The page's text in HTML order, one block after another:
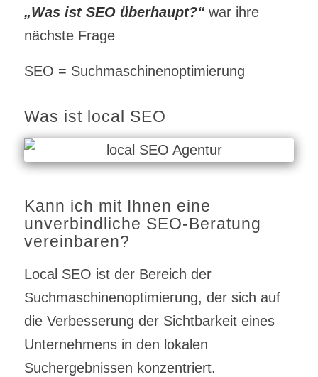
„Was ist SEO überhaupt?“war ihre
nächste Frage
SEO = Suchmaschinenoptimierung
Was ist local SEO
Kann ich mit Ihnen eine
unverbindliche SEO-Beratung
vereinbaren?
Local SEO ist der Bereich der
Suchmaschinenoptimierung, der sich auf
die Verbesserung der Sichtbarkeit eines
Unternehmens in den lokalen
Suchergebnissen konzentriert.